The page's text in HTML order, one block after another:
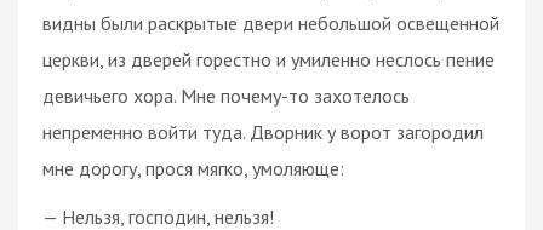
видны были раскрытые двери небольшой освещенной
церкви, из дверей горестно и умиленно неслось пение
девичьего хора. Мне почему-то захотелось
непременно войти туда. Дворник у ворот загородил
мне дорогу, прося мягко, умоляюще:
— Нельзя, господин, нельзя!